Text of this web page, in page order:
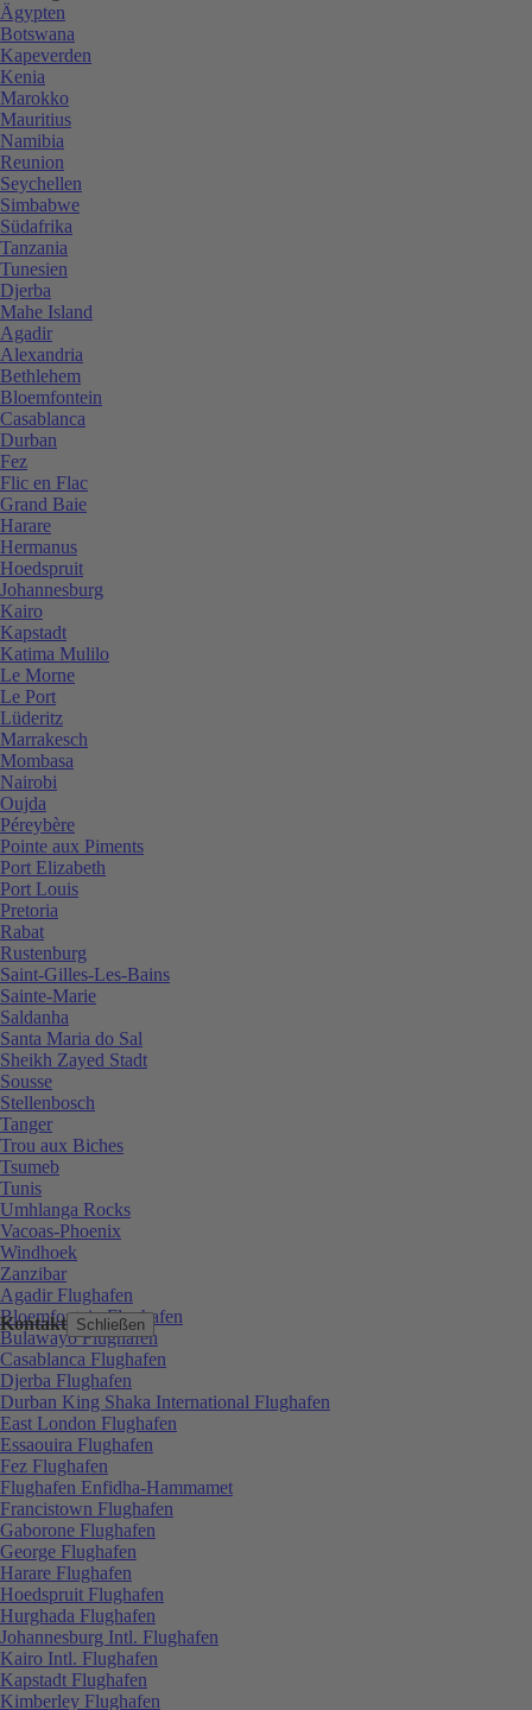
Kontakt Schließen
Ägypten
Botswana
Kapeverden
Kenia
Marokko
Mauritius
Namibia
Reunion
Seychellen
Simbabwe
Südafrika
Tanzania
Tunesien
Djerba
Mahe Island
Agadir
Alexandria
Bethlehem
Bloemfontein
Casablanca
Durban
Fez
Flic en Flac
Grand Baie
Harare
Hermanus
Hoedspruit
Johannesburg
Kairo
Kapstadt
Katima Mulilo
Le Morne
Le Port
Lüderitz
Marrakesch
Mombasa
Nairobi
Oujda
Péreybère
Pointe aux Piments
Port Elizabeth
Port Louis
Pretoria
Rabat
Rustenburg
Saint-Gilles-Les-Bains
Sainte-Marie
Saldanha
Santa Maria do Sal
Sheikh Zayed Stadt
Sousse
Stellenbosch
Tanger
Trou aux Biches
Tsumeb
Tunis
Umhlanga Rocks
Vacoas-Phoenix
Windhoek
Zanzibar
Agadir Flughafen
Bloemfontein Flughafen
Bulawayo Flughafen
Casablanca Flughafen
Djerba Flughafen
Durban King Shaka International Flughafen
East London Flughafen
Essaouira Flughafen
Fez Flughafen
Flughafen Enfidha-Hammamet
Francistown Flughafen
Gaborone Flughafen
George Flughafen
Harare Flughafen
Hoedspruit Flughafen
Hurghada Flughafen
Johannesburg Intl. Flughafen
Kairo Intl. Flughafen
Kapstadt Flughafen
Kimberley Flughafen